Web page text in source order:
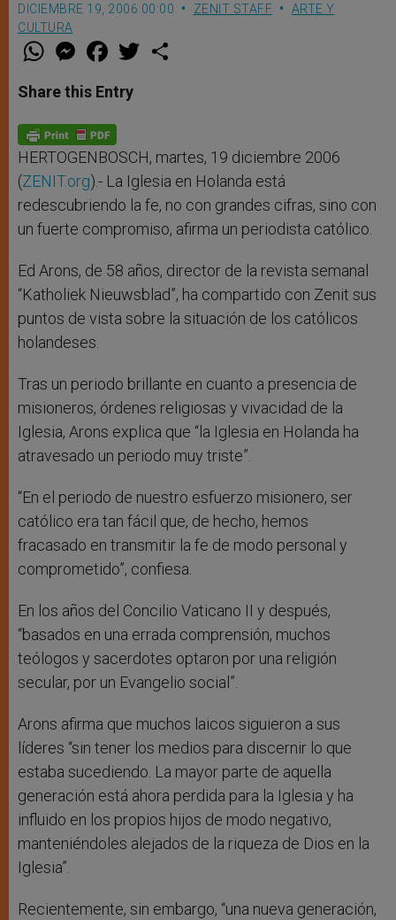
DICIEMBRE 19, 2006 00:00 ZENIT STAFF
ARTE Y
CULTURA
W
t
s
p
p
M
e
s
e
g
e
r
F
a
e
b
o
k
w
Share this Entry
HERTOGENBOSCH, martes, 19 diciembre 2006
(ZENIT.org).- La Iglesia en Holanda está
redescubriendo la fe, no con grandes cifras, sino con
un fuerte compromiso, afirma un periodista católico.
Ed Arons, de 58 años, director de la revista semanal
“Katholiek Nieuwsblad”, ha compartido con Zenit sus
puntos de vista sobre la situación de los católicos
holandeses.
Tras un periodo brillante en cuanto a presencia de
misioneros, órdenes religiosas y vivacidad de la
Iglesia, Arons explica que “la Iglesia en Holanda ha
atravesado un periodo muy triste”.
“En el periodo de nuestro esfuerzo misionero, ser
católico era tan fácil que, de hecho, hemos
fracasado en transmitir la fe de modo personal y
comprometido”, confiesa.
En los años del Concilio Vaticano II y después,
“basados en una errada comprensión, muchos
teólogos y sacerdotes optaron por una religión
secular, por un Evangelio social”.
Arons afirma que muchos laicos siguieron a sus
líderes “sin tener los medios para discernir lo que
estaba sucediendo. La mayor parte de aquella
generación está ahora perdida para la Iglesia y ha
influido en los propios hijos de modo negativo,
manteniéndoles alejados de la riqueza de Dios en la
Iglesia”.
Recientemente, sin embargo, “una nueva generación,